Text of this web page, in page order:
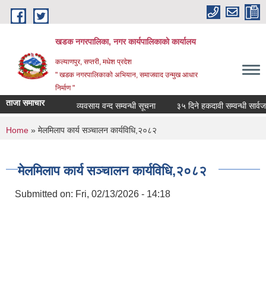
Skip to main content
खडक नगरपालिका, नगर कार्यपालिकाकाे कार्यालय
कल्याणपुर, सप्तरी, मधेश प्रदेश
" खडक नगरपालिकाको अभियान, समाजवाद उन्मुख आधार
निर्माण "
ताजा समाचार व्यवसाय वन्द सम्वन्धी सूचना ३५ दिने हकदावी सम्वन्धी
You are here
Home » मेलमिलाप कार्य सञ्चालन कार्यविधि,२०८२
मेलमिलाप कार्य सञ्चालन कार्यविधि,२०८२
Submitted on: Fri, 02/13/2026 - 14:18